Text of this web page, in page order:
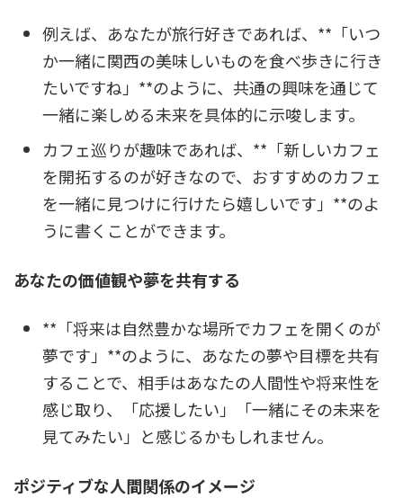
例えば、あなたが旅行好きであれば、**「いつ
か一緒に関西の美味しいものを食べ歩きに行き
たいですね」**のように、共通の興味を通じて
一緒に楽しめる未来を具体的に示唆します。
カフェ巡りが趣味であれば、**「新しいカフェ
を開拓するのが好きなので、おすすめのカフェ
を一緒に見つけに行けたら嬉しいです」**のよ
うに書くことができます。
あなたの価値観や夢を共有する
**「将来は自然豊かな場所でカフェを開くのが
夢です」**のように、あなたの夢や目標を共有
することで、相手はあなたの人間性や将来性を
感じ取り、「応援したい」「一緒にその未来を
見てみたい」と感じるかもしれません。
ポジティブな人間関係のイメージ